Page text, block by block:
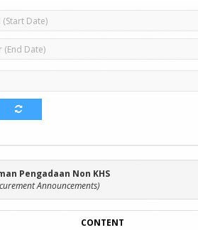
Pengadaan Non KHS
Announcements)
CONTENT